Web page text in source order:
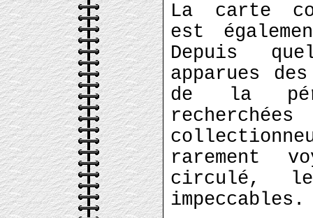
La carte
est
Depuis
apparues
de la
rarement
circulé,
impeccables.